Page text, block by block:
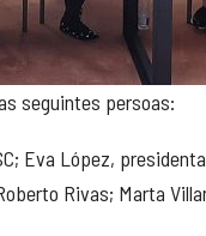
seguintes persoas:
Eva López,
Rivas; Marta